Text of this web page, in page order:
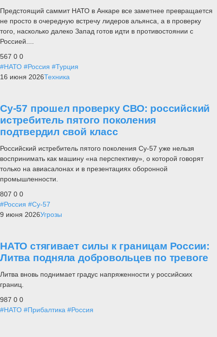
Предстоящий саммит НАТО в Анкаре все заметнее превращается
не просто в очередную встречу лидеров альянса, а в проверку
того, насколько далеко Запад готов идти в противостоянии с
Россией....
567 0 0
#НАТО #Россия #Турция
16 июня 2026Техника
Су-57 прошел проверку СВО: российский
истребитель пятого поколения
подтвердил свой класс
Российский истребитель пятого поколения Су-57 уже нельзя
воспринимать как машину «на перспективу», о которой говорят
только на авиасалонах и в презентациях оборонной
промышленности.
807 0 0
#Россия #Су-57
9 июня 2026Угрозы
НАТО стягивает силы к границам России:
Литва подняла добровольцев по тревоге
Литва вновь поднимает градус напряженности у российских
границ.
987 0 0
#НАТО #Прибалтика #Россия